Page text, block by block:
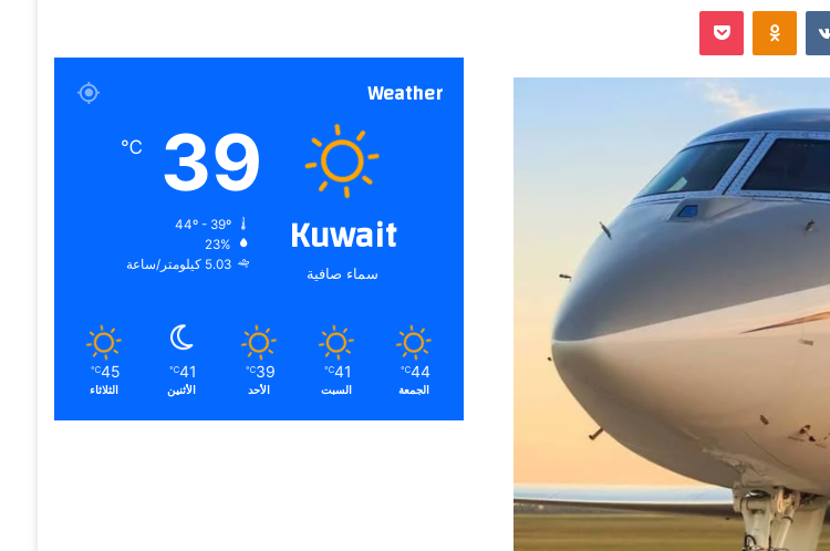
‏VKontakte
Odnoklassniki
‫Pocket
Weather
Kuwait
سماء صافية
39
℃
23%
5.03 كيلومتر/ساعة
44
℃
الجمعة
41
℃
السبت
39
℃
الأحد
41
℃
الأثنين
45
℃
الثلاثاء